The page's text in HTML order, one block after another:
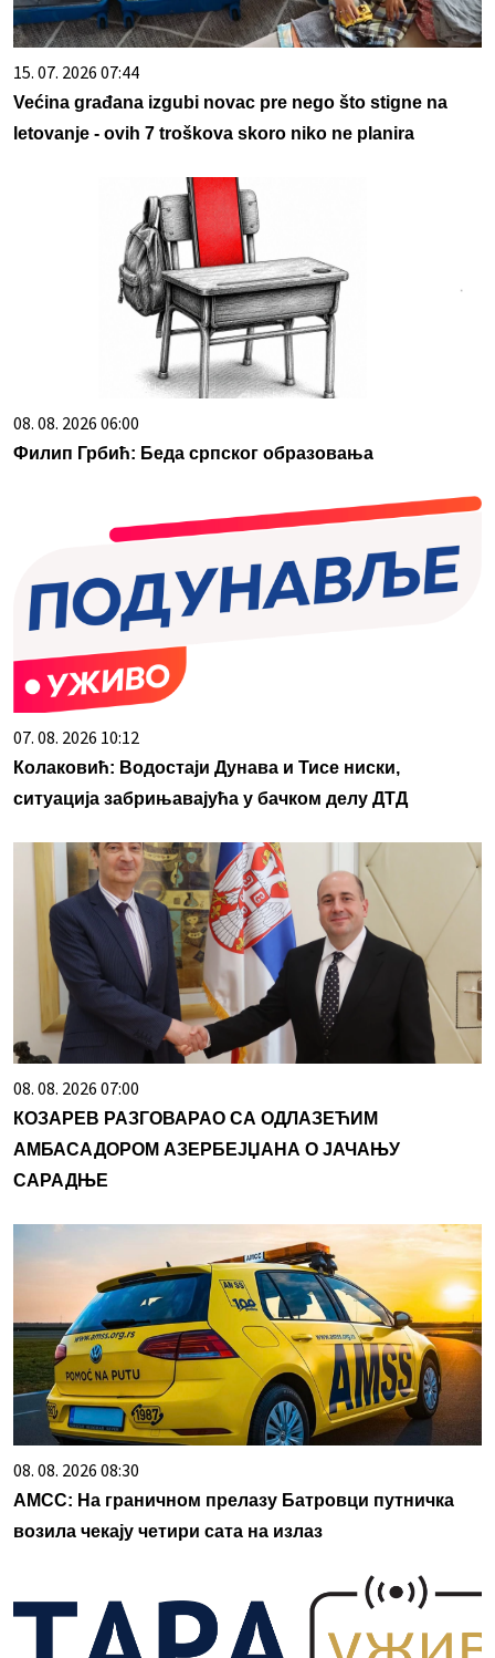
15. 07. 2026 07:44
Većina građana izgubi novac pre nego što stigne na
letovanje - ovih 7 troškova skoro niko ne planira
08. 08. 2026 06:00
Филип Грбић: Беда српског образовања
07. 08. 2026 10:12
Колаковић: Водостаји Дунава и Тисе ниски,
ситуација забрињавајућа у бачком делу ДТД
08. 08. 2026 07:00
КОЗАРЕВ РАЗГОВАРАО СА ОДЛАЗЕЋИМ
АМБАСАДОРОМ АЗЕРБЕЈЏАНА О ЈАЧАЊУ
САРАДЊЕ
08. 08. 2026 08:30
АМСС: На граничном прелазу Батровци путничка
возила чекају четири сата на излаз